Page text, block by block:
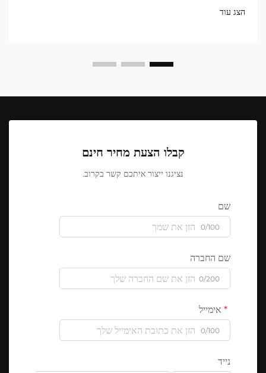
הצג עוד
קבלו הצעת מחיר חינם
נציגנו ייצור איתכם קשר בקרוב.
שם
0/100
שם החברה
0/200
אימייל
0/100
נייד